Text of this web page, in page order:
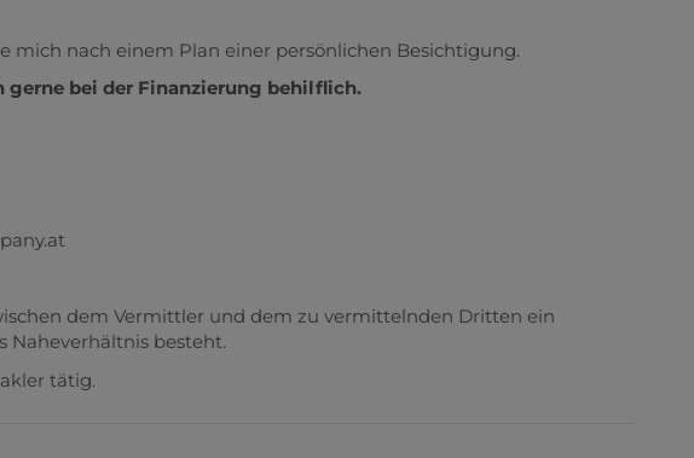
mich nach einem Plan einer persönlichen Besichtigung.
bei der Finanzierung behilflich.
dem Vermittler und dem zu vermittelnden Dritten ein
Naheverhältnis besteht.
tätig.